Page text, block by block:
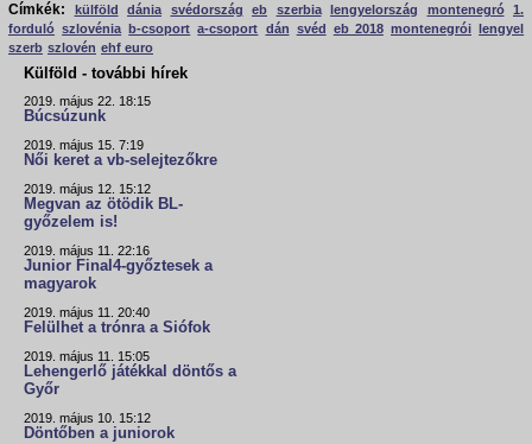
Címkék:
külföld dánia svédország eb szerbia lengyelország montenegró
1.
forduló szlovénia b-csoport a-csoport dán svéd eb 2018 montenegrói lengyel
szerb szlovén ehf euro
Külföld - további hírek
2019. május 22. 18:15
Búcsúzunk
2019. május 15. 7:19
Női keret a vb-selejtezőkre
2019. május 12. 15:12
Megvan az ötödik BL-
győzelem is!
2019. május 11. 22:16
Junior Final4-győztesek a
magyarok
2019. május 11. 20:40
Felülhet a trónra a Siófok
2019. május 11. 15:05
Lehengerlő játékkal döntős a
Győr
2019. május 10. 15:12
Döntőben a juniorok